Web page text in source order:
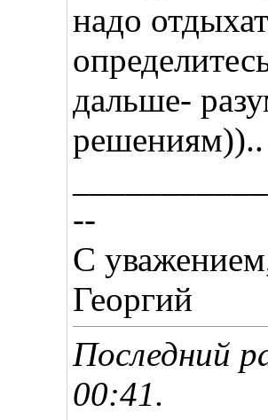
надо
дальше-
решениям))..
--
С
Георгий
Последний
00:41.